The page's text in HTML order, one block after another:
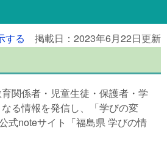
する 掲載日：2023年6月22日更新
関係者・児童生徒・保護者・学
る情報を発信し、「学びの変
式noteサイト「福島県 学びの情